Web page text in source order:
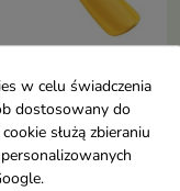
do stóp Yellow 1
stóp
€
w celu świadczenia
dostosowany do
służą zbieraniu